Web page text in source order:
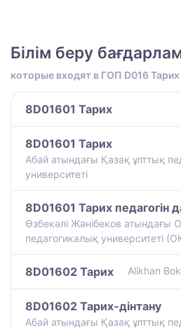
Білім беру
которые входят в ГОП D016 Тарих
8D01601 Тарих
8D01601 Тарих
Абай атындағы Қазақ ұлттық
университеті
8D01601 Тарих педагогін
Өзбекәлі Жәнібеков атындағы
педагогикалық университеті
8D01602 Тарих Alikhan
8D01602 Тарих-дінтану
Абай атындағы Қазақ ұлттық